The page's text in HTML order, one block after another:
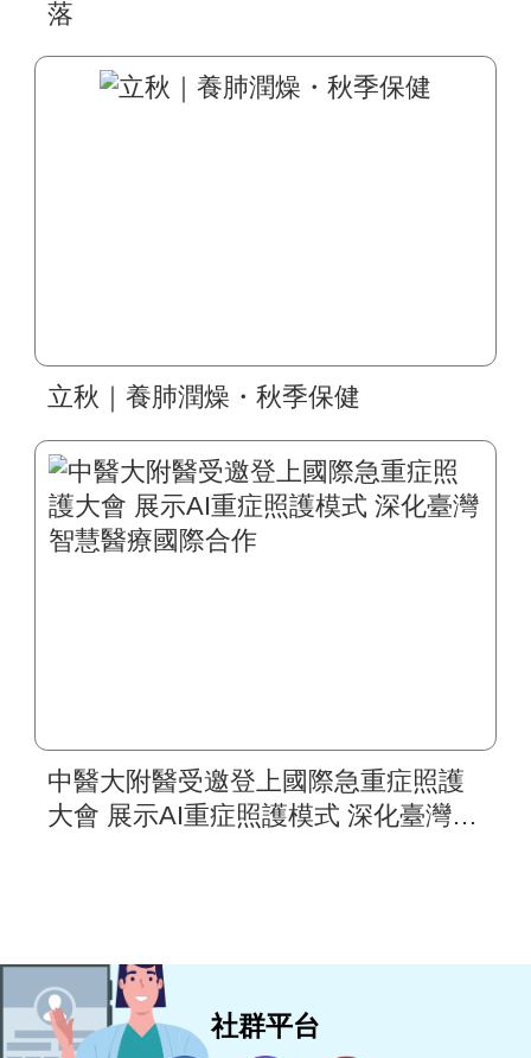
落
立秋｜養肺潤燥・秋季保健
中醫大附醫受邀登上國際急重症照護
大會 展示AI重症照護模式 深化臺灣智
社群平台